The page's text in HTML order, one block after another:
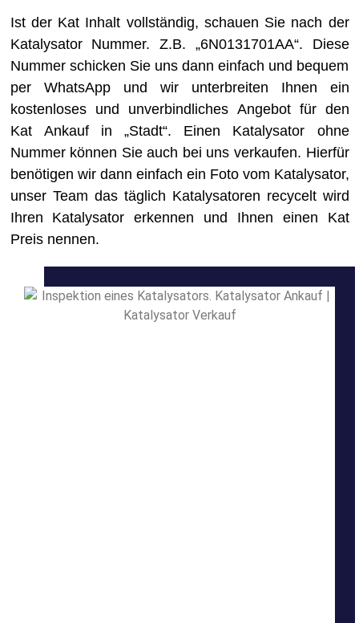
Ist der Kat Inhalt vollständig, schauen Sie nach der
Katalysator Nummer. Z.B. „6N0131701AA“. Diese
Nummer schicken Sie uns dann einfach und bequem
per WhatsApp und wir unterbreiten Ihnen ein
kostenloses und unverbindliches Angebot für den
Kat Ankauf in „Stadt“. Einen Katalysator ohne
Nummer können Sie auch bei uns verkaufen. Hierfür
benötigen wir dann einfach ein Foto vom Katalysator,
unser Team das täglich Katalysatoren recycelt wird
Ihren Katalysator erkennen und Ihnen einen Kat
Preis nennen.